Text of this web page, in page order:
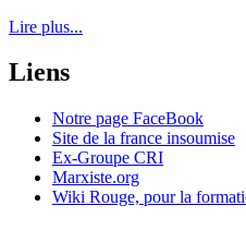
Lire plus...
Liens
Notre page FaceBook
Site de la france insoumise
Ex-Groupe CRI
Marxiste.org
Wiki Rouge, pour la